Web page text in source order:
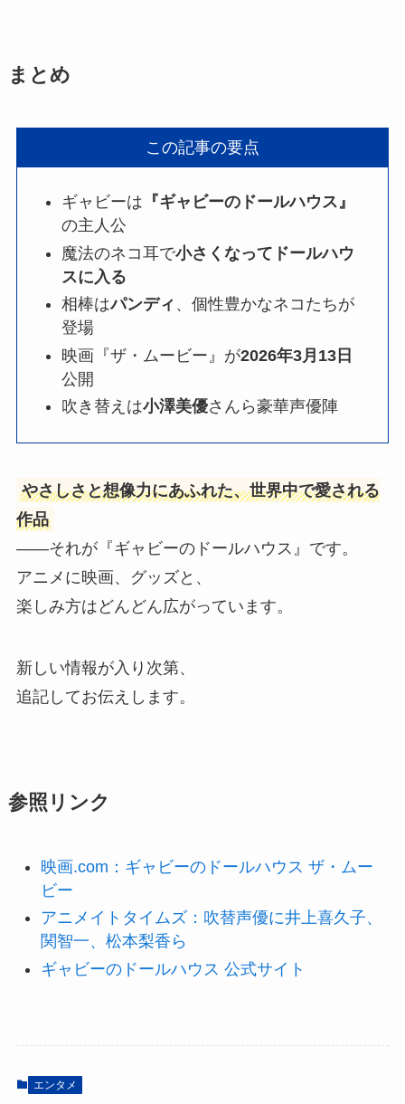
まとめ
この記事の要点
ギャビーは 『ギャビーのドールハウス』
の主人公
魔法のネコ耳で小さくなってドールハウ
スに入る
相棒はパンディ 、個性豊かなネコたちが
登場
映画『ザ・ムービー』が2026年3月13日
公開
吹き替えは小澤美優さんら豪華声優陣
やさしさと想像力にあふれた、世界中で愛される
作品
――それが『ギャビーのドールハウス』です。
アニメに映画、グッズと、
楽しみ方はどんどん広がっています。
新しい情報が入り次第、
追記してお伝えします。
参照リンク
映画.com：ギャビーのドールハウス ザ・ムー
ビー
アニメイトタイムズ：吹替声優に井上喜久子、
関智一、松本梨香ら
ギャビーのドールハウス 公式サイト
エンタメ